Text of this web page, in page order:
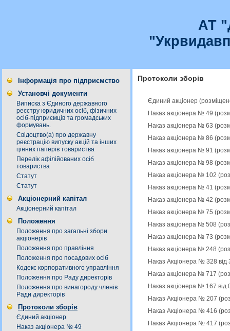
АТ
Інформація про підприємство
Установчі документи
Виписка з Єдиного державного
реєстру юридичних осіб, фізичних
осіб-підприємців та громадських
формувань.
Свідоцтво(а) про державну
реєстрацію випуску акцій та інших
цінних паперів товариства
Перелік афілійованих осіб
товариства
Статут
Статут
Акціонерний капітал
Акціонерний капітал
Положення
Положення про загальні збори
акціонерів
Положення про правління
Положення про посадових осіб
Кодекс корпоративного управління
Положення про Раду директорів
Положення про винагороду членів
Ради директорів
Протоколи зборів
Єдиний акціонер
Наказ акціонера № 49
Протоколи зборів
Єдиний акціонер
Наказ акціонера № 49
Наказ акціонера № 63
Наказ акціонера № 86
Наказ акціонера № 91
Наказ акціонера № 98
Наказ акціонера № 102
Наказ акціонера № 41
Наказ акціонера № 42
Наказ акціонера № 75
Наказ акціонера № 508
Наказ акціонера № 73
Наказ акціонера № 248
Наказ Акціонера № 328
Наказ акціонера № 717
Наказ акціонера № 167
Наказ Акціонера № 207
Наказ Акціонера № 416
Наказ Акціонера № 417